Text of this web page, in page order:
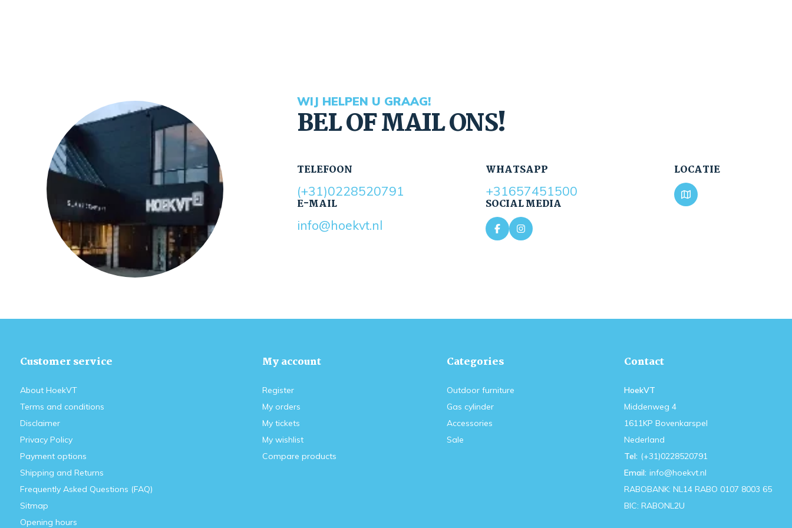
WIJ HELPEN U GRAAG!
BEL OF MAIL ONS!
TELEFOON
(+31)0228520791
E-MAIL
info@hoekvt.nl
WHATSAPP
+31657451500
SOCIAL MEDIA
LOCATIE
Customer service
About HoekVT
Terms and conditions
Disclaimer
Privacy Policy
Payment options
Shipping and Returns
Frequently Asked Questions (FAQ)
Sitmap
Opening hours
My account
Register
My orders
My tickets
My wishlist
Compare products
Categories
Outdoor furniture
Gas cylinder
Accessories
Sale
Contact
HoekVT
Middenweg 4
1611KP Bovenkarspel
Nederland
Tel: (+31)0228520791
Email: info@hoekvt.nl
RABOBANK: NL14 RABO 0107 8003 65
BIC: RABONL2U